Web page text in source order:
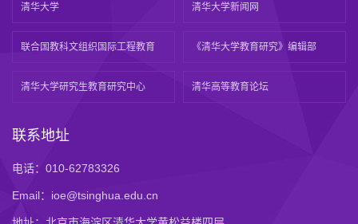
清华大学 清华大学新闻网
联合国教科文组织国际工程教育 《清华大学教育研究》编辑部
清华大学研究生教育研究中心 清华高等教育论坛
联系地址
电话：010-62783326
Email：ioe@tsinghua.edu.cn